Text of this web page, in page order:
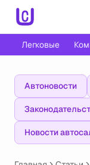
Легковые
Автоновости
Новости